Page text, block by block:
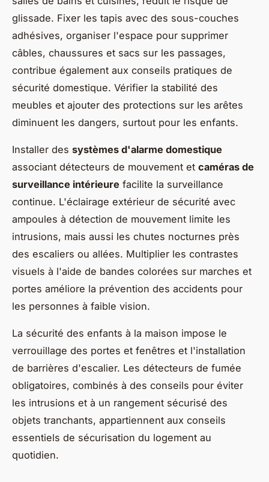
glissade. Fixer les tapis avec des sous-couches
adhésives, organiser l'espace pour supprimer
câbles, chaussures et sacs sur les passages,
contribue également aux conseils pratiques de
sécurité domestique. Vérifier la stabilité des
meubles et ajouter des protections sur les arêtes
diminuent les dangers, surtout pour les enfants.
Installer des systèmes d'alarme domestique
associant détecteurs de mouvement et caméras de
surveillance intérieure facilite la surveillance
continue. L'éclairage extérieur de sécurité avec
ampoules à détection de mouvement limite les
intrusions, mais aussi les chutes nocturnes près
des escaliers ou allées. Multiplier les contrastes
visuels à l'aide de bandes colorées sur marches et
portes améliore la prévention des accidents pour
les personnes à faible vision.
La sécurité des enfants à la maison impose le
verrouillage des portes et fenêtres et l'installation
de barrières d'escalier. Les détecteurs de fumée
obligatoires, combinés à des conseils pour éviter
les intrusions et à un rangement sécurisé des
objets tranchants, appartiennent aux conseils
essentiels de sécurisation du logement au
quotidien.